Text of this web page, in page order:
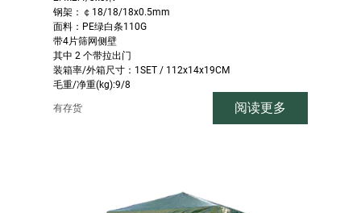
钢架：￠18/18/18x0.5mm
面料：PE绿白条110G
带4片筛网侧壁
其中 2 个带拉出门
装箱率/外箱尺寸：1SET / 112x14x19CM
毛重/净重(kg):9/8
有存货 阅读更多